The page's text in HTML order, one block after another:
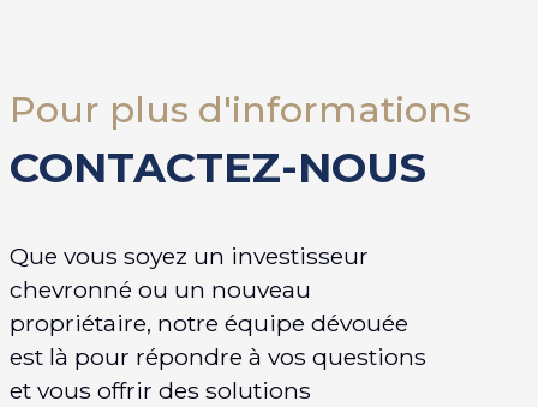
Pour plus d'informations
CONTACTEZ-NOUS
Que vous soyez un investisseur
chevronné ou un nouveau
propriétaire, notre équipe dévouée
est là pour répondre à vos questions
et vous offrir des solutions